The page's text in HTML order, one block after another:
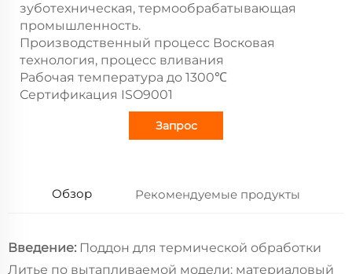
зуботехническая, термообрабатывающая
промышленность.
Производственный процесс Восковая
технология, процесс вливания
Рабочая температура до 1300℃
Сертификация ISO9001
Запрос
Обзор Рекомендуемые продукты
Введение: Поддон для термической обработки
Литье по вытапливаемой модели: материаловый